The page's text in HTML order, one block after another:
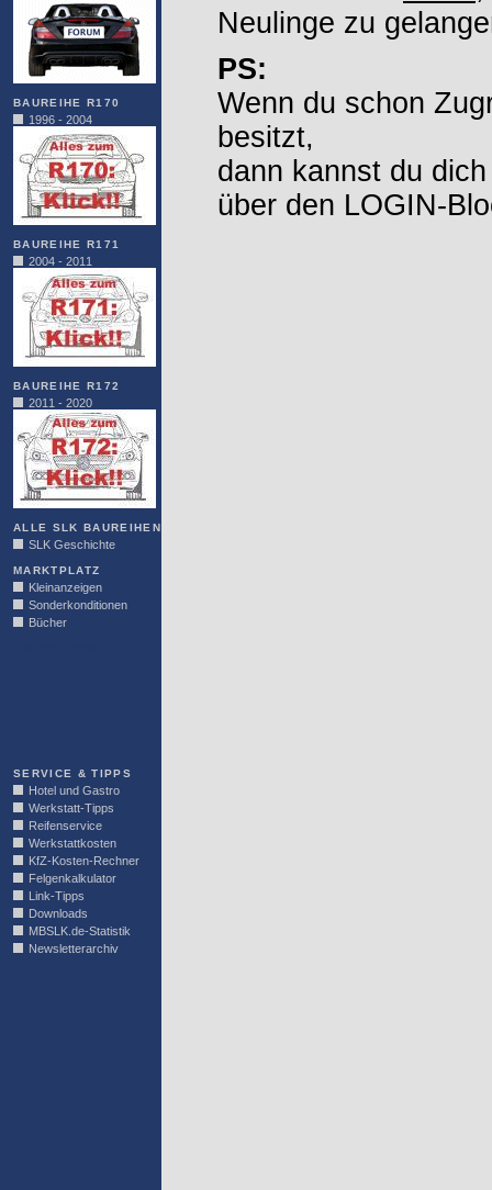
BAUREIHE R170
1996 - 2004
BAUREIHE R171
2004 - 2011
BAUREIHE R172
2011 - 2020
ALLE SLK BAUREIHEN
SLK Geschichte
MARKTPLATZ
Kleinanzeigen
Sonderkonditionen
Bücher
SERVICE & TIPPS
Hotel und Gastro
Werkstatt-Tipps
Reifenservice
Werkstattkosten
KfZ-Kosten-Rechner
Felgenkalkulator
Link-Tipps
Downloads
MBSLK.de-Statistik
Newsletterarchiv
Neulinge zu
PS:
Wenn du schon
besitzt,
dann kannst du
über den LOGIN-